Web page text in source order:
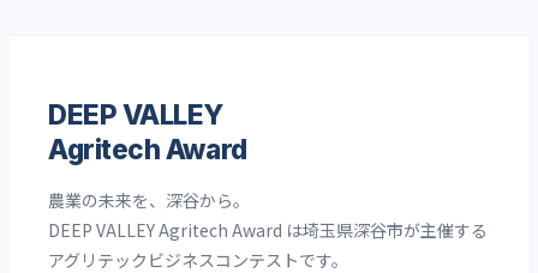
DEEP VALLEY
Agritech Award
農業の未来を、深谷から。
DEEP VALLEY Agritech Award は埼玉県深谷市が主催する
アグリテックビジネスコンテストです。